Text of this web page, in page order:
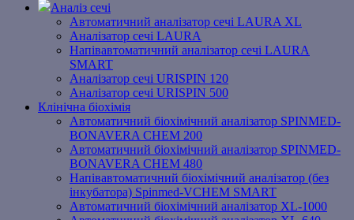
Аналіз сечі
Автоматичний аналізатор сечі LAURA XL
Аналізатор сечі LAURA
Напівавтоматичний аналізатор сечі LAURA
SMART
Аналізатор сечі URISPIN 120
Аналізатор сечі URISPIN 500
Клінічна біохімія
Автоматичний біохімічний аналізатор SPINMED-
BONAVERA CHEM 200
Автоматичний біохімічний аналізатор SPINMED-
BONAVERA CHEM 480
Напівавтоматичний біохімічний аналізатор (без
інкубатора) Spinmed-VCHEM SMART
Автоматичний біохімічний аналізатор XL-1000